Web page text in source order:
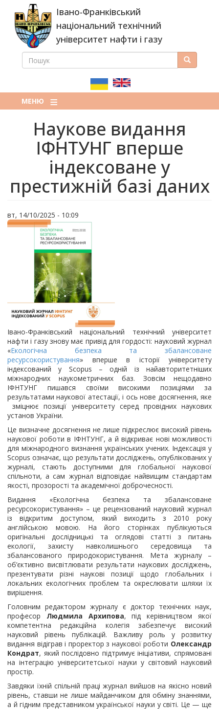
основного
вмісту
Івано-Франківський
національний технічний
університет нафти і газу
ПОШУКОВА
ПОШУК Пошук
МЕНЮ
Наукове видання
ІФНТУНГ вперше
індексоване у
престижній базі даних
вт, 14/10/2025 - 10:09
Івано-Франківський національний технічний університет
нафти і газу знову має привід для гордості: науковий журнал
«Екологічна безпека та збалансоване
ресурсокористування» вперше в історії університету
індексований у Scopus – одній із найавторитетніших
міжнародних наукометричних баз. Зовсім нещодавно
ІФНТУНГ пишався своїми високими позиціями за
результатами наукової атестації, і ось нове досягнення, яке
зміцнює позиції університету серед провідних наукових
установ України.
Це визначне досягнення не лише підкреслює високий рівень
наукової роботи в ІФНТУНГ, а й відкриває нові можливості
для міжнародного визнання українських учених. Індексація у
Scopus означає, що результати досліджень, опублікованих у
журналі, стають доступними для глобальної наукової
спільноти, а сам журнал відповідає найвищим стандартам
якості, прозорості та академічної доброчесності.
Видання «Екологічна безпека та збалансоване
ресурсокористування» – це рецензований науковий журнал
із відкритим доступом, який виходить з 2010 року
англійською мовою. На його сторінках публікуються
оригінальні дослідницькі та оглядові статті з питань
екології, захисту навколишнього середовища та
збалансованого природокористування. Мета журналу –
об’єктивно висвітлювати результати наукових досліджень,
презентувати різні наукові позиції щодо глобальних і
локальних екологічних проблем та окреслювати шляхи їх
вирішення.
Головним редактором журналу є доктор технічних наук,
професор Людмила Архипова, під керівництвом якої
компетентна редакційна колегія забезпечує високий
науковий рівень публікацій. Важливу роль у розвитку
видання відіграв і проректор з наукової роботи Олександр
Кондрат, який послідовно підтримує ініціативи, спрямовані
на інтеграцію університетської науки у світовий науковий
простір.
Завдяки їхній спільній праці журнал вийшов на якісно новий
рівень, ставши не лише майданчиком для обміну знаннями,
а й гідним представником української науки у світі. Це — ще